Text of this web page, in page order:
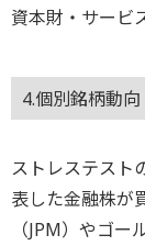
資本財・サービ
4.個別銘柄動向
ストレステスト
表した金融株が
（JPM）やゴ